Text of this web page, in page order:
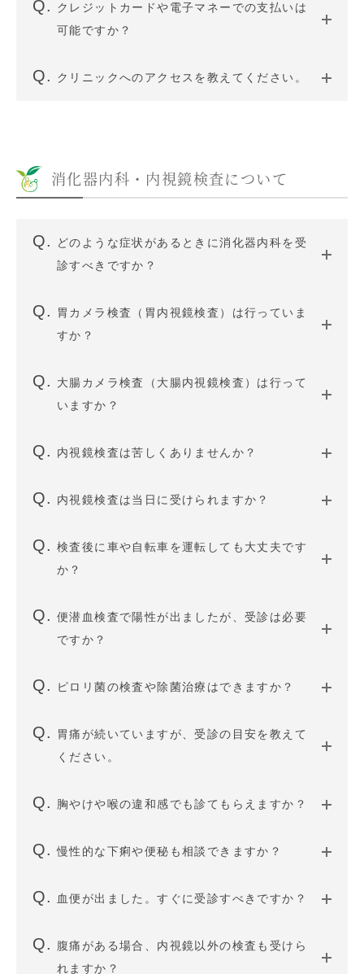
クレジットカードや電子マネーでの支払いは
可能ですか？
クリニックへのアクセスを教えてください。
消化器内科・内視鏡検査について
どのような症状があるときに消化器内科を受
診すべきですか？
胃カメラ検査（胃内視鏡検査）は行っていま
すか？
大腸カメラ検査（大腸内視鏡検査）は行って
いますか？
内視鏡検査は苦しくありませんか？
内視鏡検査は当日に受けられますか？
検査後に車や自転車を運転しても大丈夫です
か？
便潜血検査で陽性が出ましたが、受診は必要
ですか？
ピロリ菌の検査や除菌治療はできますか？
胃痛が続いていますが、受診の目安を教えて
ください。
胸やけや喉の違和感でも診てもらえますか？
慢性的な下痢や便秘も相談できますか？
血便が出ました。すぐに受診すべきですか？
腹痛がある場合、内視鏡以外の検査も受けら
れますか？